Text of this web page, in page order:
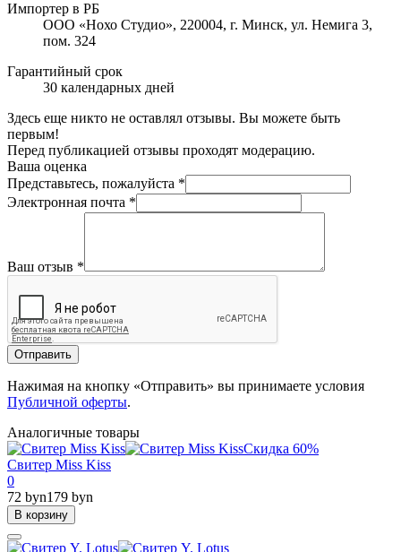
Импортер в РБ
ООО «Нохо Студио», 220004, г. Минск, ул. Немига 3,
пом. 324
Гарантийный срок
30 календарных дней
Здесь еще никто не оставлял отзывы. Вы можете быть
первым!
Перед публикацией отзывы проходят модерацию.
Ваша оценка
Представьтесь, пожалуйста *
Электронная почта *
Ваш отзыв *
Отправить
Нажимая на кнопку «Отправить» вы принимаете условия
Публичной оферты.
Аналогичные товары
Скидка 60%
Свитер Miss Kiss
0
72 byn179 byn
В корзину